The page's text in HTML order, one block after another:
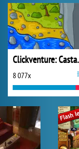
8 077x